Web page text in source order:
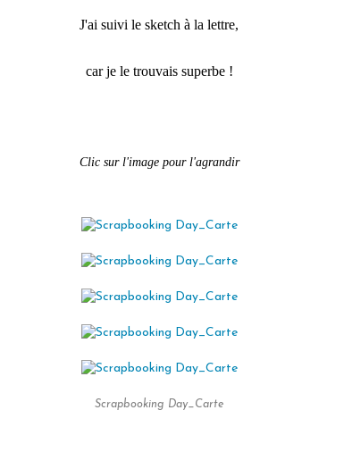
J'ai suivi le sketch à la lettre,
car je le trouvais superbe !
Clic sur l'image pour l'agrandir
Scrapbooking Day_Carte